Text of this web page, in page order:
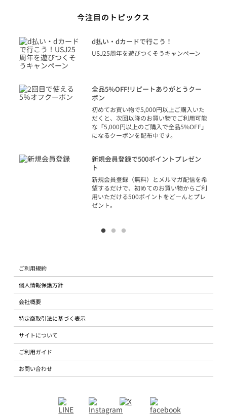
今注目のトピックス
d払い・dカードで行こう！
USJ25周年を遊びつくそうキャンペーン
全品5％OFF!リピートありがとうクー
ポン
初めてお買い物で5,000円以上ご購入いた
だくと、次回以降のお買い物でご利用可能
な「5,000円以上のご購入で全品5%OFF」
になるクーポンを配布中です。
新規会員登録で500ポイントプレゼン
ト
新規会員登録（無料）とメルマガ配信を希
望するだけで、初めてのお買い物からご利
用いただける500ポイントをどーんとプレ
ゼント。
ご利用規約
個人情報保護方針
会社概要
特定商取引法に基づく表示
サイトについて
ご利用ガイド
お問い合わせ